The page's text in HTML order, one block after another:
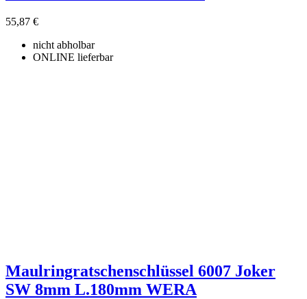
55,87 €
nicht abholbar
ONLINE lieferbar
Maulringratschenschlüssel 6007 Joker
SW 8mm L.180mm WERA